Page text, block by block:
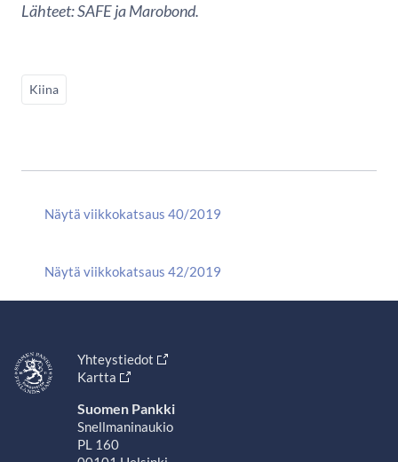
Lähteet: SAFE ja Marobond.
Kiina
Näytä viikkokatsaus 40/2019
Näytä viikkokatsaus 42/2019
Yhteystiedot
Kartta
Suomen Pankki
Snellmaninaukio
PL 160